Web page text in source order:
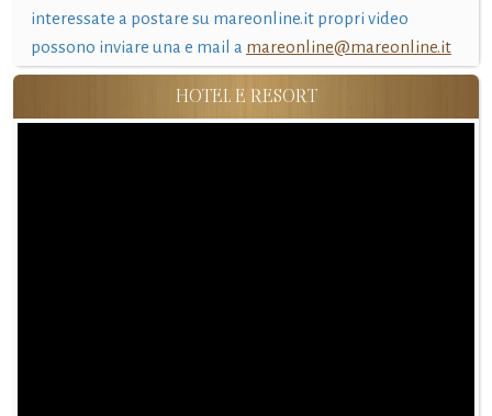
interessate a postare su mareonline.it propri video
possono inviare una e mail a mareonline@mareonline.it
HOTEL E RESORT